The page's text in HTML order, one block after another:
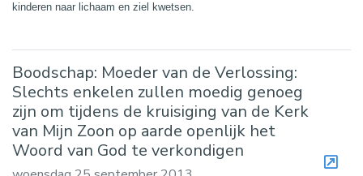
kinderen naar lichaam en ziel kwetsen.
Boodschap: Moeder van de Verlossing:
Slechts enkelen zullen moedig genoeg
zijn om tijdens de kruisiging van de Kerk
van Mijn Zoon op aarde openlijk het
Woord van God te verkondigen